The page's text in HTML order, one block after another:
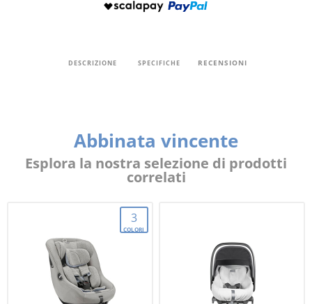
DESCRIZIONE SPECIFICHE RECENSIONI
Abbinata vincente
Esplora la nostra selezione di prodotti
correlati
3
COLORI